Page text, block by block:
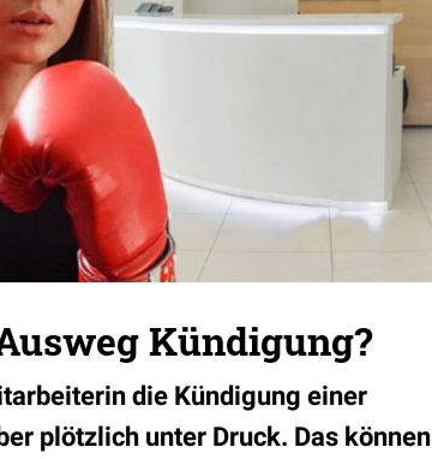
Kündigung?
die Kündigung einer
plötzlich unter Druck. Das können